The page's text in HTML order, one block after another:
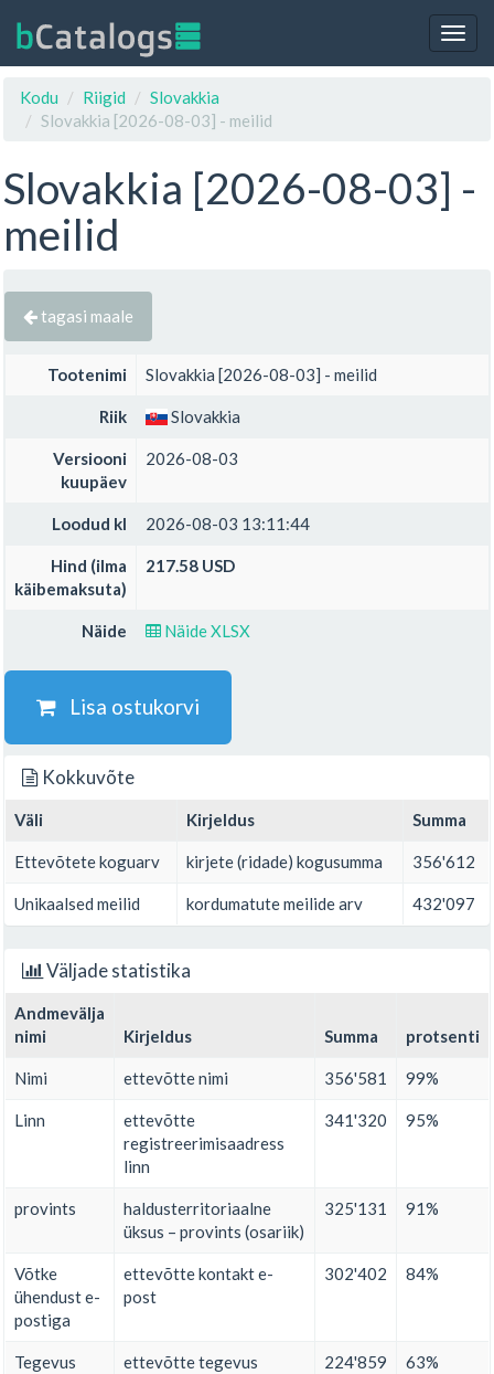
Kodu
Riigid
Slovakkia
Slovakkia [2026-08-03] - meilid
Slovakkia [2026-08-03] -
meilid
tagasi maale
Tootenimi Slovakkia [2026-08-03] - meilid
Riik Slovakkia
Versiooni
kuupäev
2026-08-03
Loodud kl 2026-08-03 13:11:44
Hind (ilma
käibemaksuta)
217.58 USD
Näide Näide XLSX
Lisa ostukorvi
Kokkuvõte
Väli Kirjeldus Summa
Ettevõtete koguarv kirjete (ridade) kogusumma 356'612
Unikaalsed meilid kordumatute meilide arv 432'097
Väljade statistika
Andmevälja
nimi
Kirjeldus Summa protsenti
Nimi ettevõtte nimi 356'581 99%
Linn
ettevõtte
registreerimisaadress
linn
341'320 95%
provints
haldusterritoriaalne
üksus – provints (osariik)
325'131 91%
Võtke
ühendust e-
postiga
ettevõtte kontakt e-
post
302'402 84%
Tegevus ettevõtte tegevus 224'859 63%